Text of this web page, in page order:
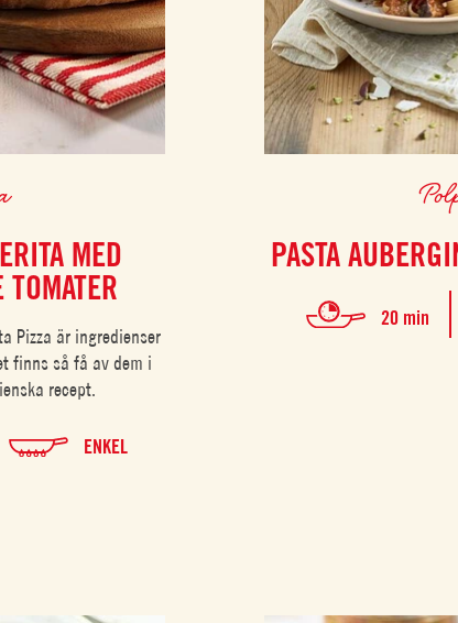
MED
Pizza är ingredienser
finns så få av dem i
recept.
ENKEL
PASTA
20 min